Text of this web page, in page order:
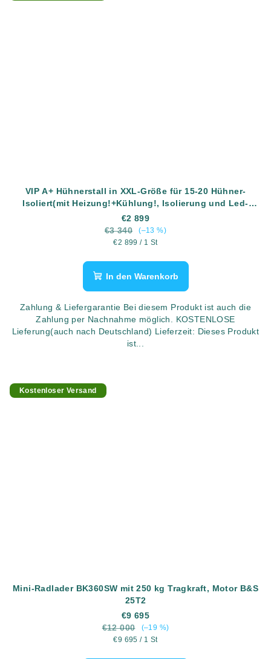
VIP A+ Hühnerstall in XXL-Größe für 15-20 Hühner-
Isoliert(mit Heizung!+Kühlung!, Isolierung und Led-
Beleuchtung) - Komplett montiert - Kostenlose Lieferung
€2 899
€3 340
(–13 %)
Verkaufspreis:
€2 899 / 1 St
In den Warenkorb
Zahlung & Liefergarantie Bei diesem Produkt ist auch die
Zahlung per Nachnahme möglich. KOSTENLOSE
Lieferung(auch nach Deutschland) Lieferzeit: Dieses Produkt
ist...
Kostenloser Versand
Mini-Radlader BK360SW mit 250 kg Tragkraft, Motor B&S
25T2
€9 695
€12 000
(–19 %)
Verkaufspreis:
€9 695 / 1 St